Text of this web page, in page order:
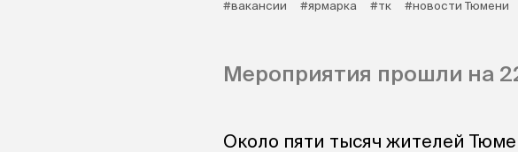
#вакансии #ярмарка #тк #новости Тюмени
Мероприятия прошли на
Около пяти тысяч жителей